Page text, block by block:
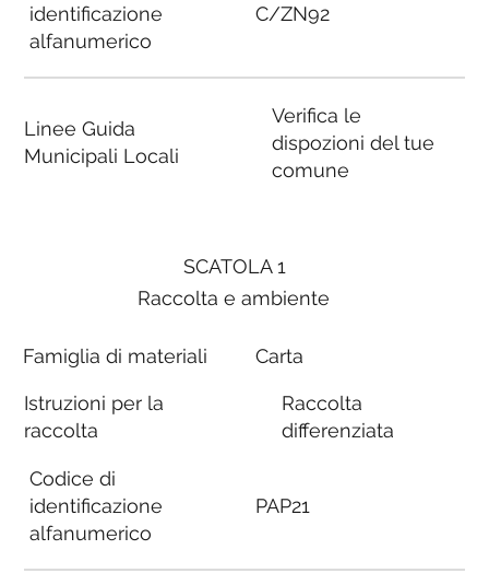
SCATOLA 1
Raccolta e ambiente
Famiglia di materiali
Istruzioni per la
raccolta
Codice di
identificazione
alfanumerico
Carta
Raccolta
differenziata
PAP21
identificazione
alfanumerico
Linee Guida
Municipali Locali
C/ZN92
Verifica le
dispozioni del tue
comune